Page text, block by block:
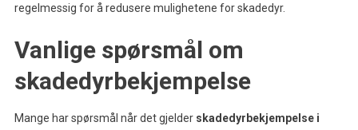
regelmessig for å redusere mulighetene for skadedyr.
Vanlige spørsmål om
skadedyrbekjempelse
Mange har spørsmål når det gjelder skadedyrbekjempelse i